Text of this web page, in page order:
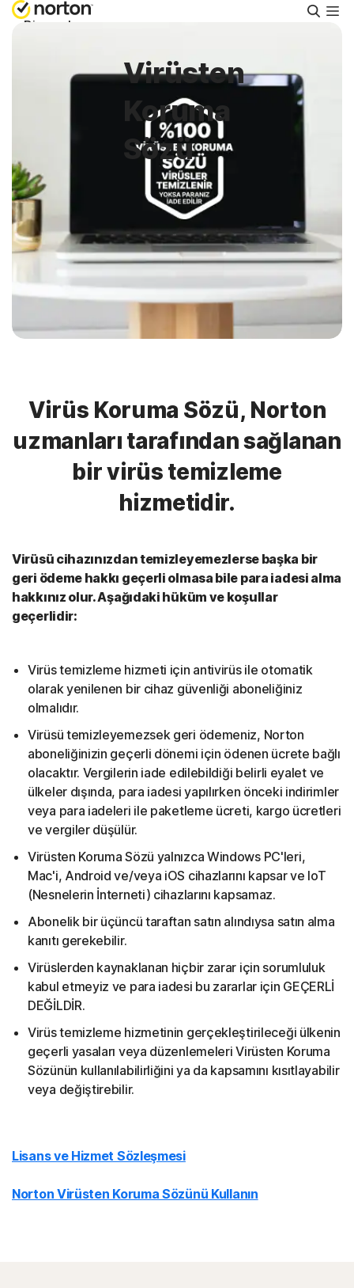
Bireysel
Küçük İşletme
Ücretsiz Deneyin
Türkiye
Oturum Aç
Virüsten
Koruma
Sözü
Virüs Koruma Sözü, Norton
uzmanları tarafından sağlanan
bir virüs temizleme
hizmetidir.
Virüsü cihazınızdan temizleyemezlerse başka bir
geri ödeme hakkı geçerli olmasa bile para iadesi alma
hakkınız olur. Aşağıdaki hüküm ve koşullar
geçerlidir:
Virüs temizleme hizmeti için antivirüs ile otomatik
olarak yenilenen bir cihaz güvenliği aboneliğiniz
olmalıdır.
Virüsü temizleyemezsek geri ödemeniz, Norton
aboneliğinizin geçerli dönemi için ödenen ücrete bağlı
olacaktır. Vergilerin iade edilebildiği belirli eyalet ve
ülkeler dışında, para iadesi yapılırken önceki indirimler
veya para iadeleri ile paketleme ücreti, kargo ücretleri
ve vergiler düşülür.
Virüsten Koruma Sözü yalnızca Windows PC'leri,
Mac'i, Android ve/veya iOS cihazlarını kapsar ve IoT
(Nesnelerin İnterneti) cihazlarını kapsamaz.
Abonelik bir üçüncü taraftan satın alındıysa satın alma
kanıtı gerekebilir.
Virüslerden kaynaklanan hiçbir zarar için sorumluluk
kabul etmeyiz ve para iadesi bu zararlar için GEÇERLİ
DEĞİLDİR.
Virüs temizleme hizmetinin gerçekleştirileceği ülkenin
geçerli yasaları veya düzenlemeleri Virüsten Koruma
Sözünün kullanılabilirliğini ya da kapsamını kısıtlayabilir
veya değiştirebilir.
Lisans ve Hizmet Sözleşmesi
Norton Virüsten Koruma Sözünü Kullanın